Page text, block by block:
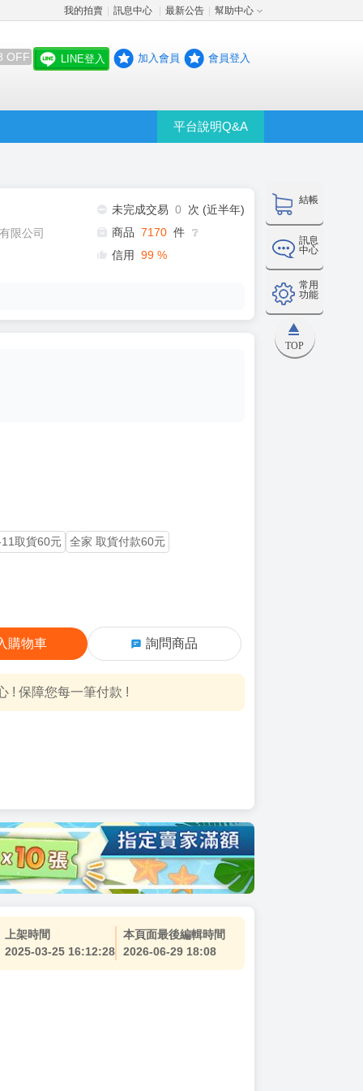
我的拍賣 訊息中心 最新公告 幫助中心
OFF LINE登入 加入會員 會員登入
平台說明Q&A
結帳
訊息
中心
常用
功能
TOP
限公司
未完成交易 0
次 (近半年)
商品 7170 件 ❔
信用 99 %
取貨60元
全家 取貨付款60元
購物車 詢問商品
! 保障您每一筆付款 !